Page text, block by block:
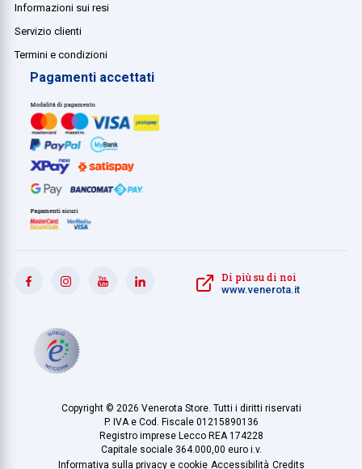
Informazioni sui resi
Servizio clienti
Termini e condizioni
Pagamenti accettati
Di più su di noi
www.venerota.it
Copyright © 2026 Venerota Store. Tutti i diritti riservati
P. IVA e Cod. Fiscale 01215890136
Registro imprese Lecco REA 174228
Capitale sociale 364.000,00 euro i.v.
Informativa sulla privacy e cookie Accessibilità Credits